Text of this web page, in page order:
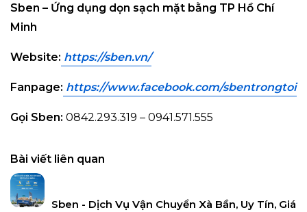
Sben – Ứng dụng dọn sạch mặt bằng TP Hồ Chí
Minh
Website: https://sben.vn/
Fanpage: https://www.facebook.com/sbentrongtoi
Gọi Sben: 0842.293.319 – 0941.571.555
Bài viết liên quan
Sben - Dịch Vụ Vận Chuyển Xà Bần, Uy Tín, Giá